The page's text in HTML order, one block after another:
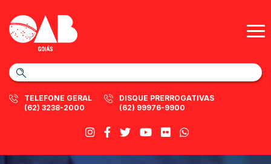
TELEFONE GERAL
(62) 3238-2000
DISQUE PRERROGATIVAS
(62) 99976-9900